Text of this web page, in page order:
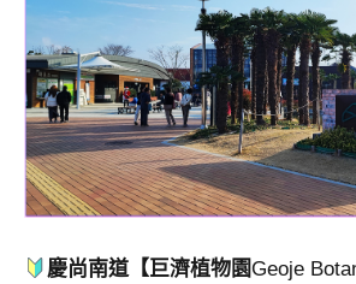
表
及
活
動
主
持、
學
企 慶尚南道【巨濟植物園Geoje